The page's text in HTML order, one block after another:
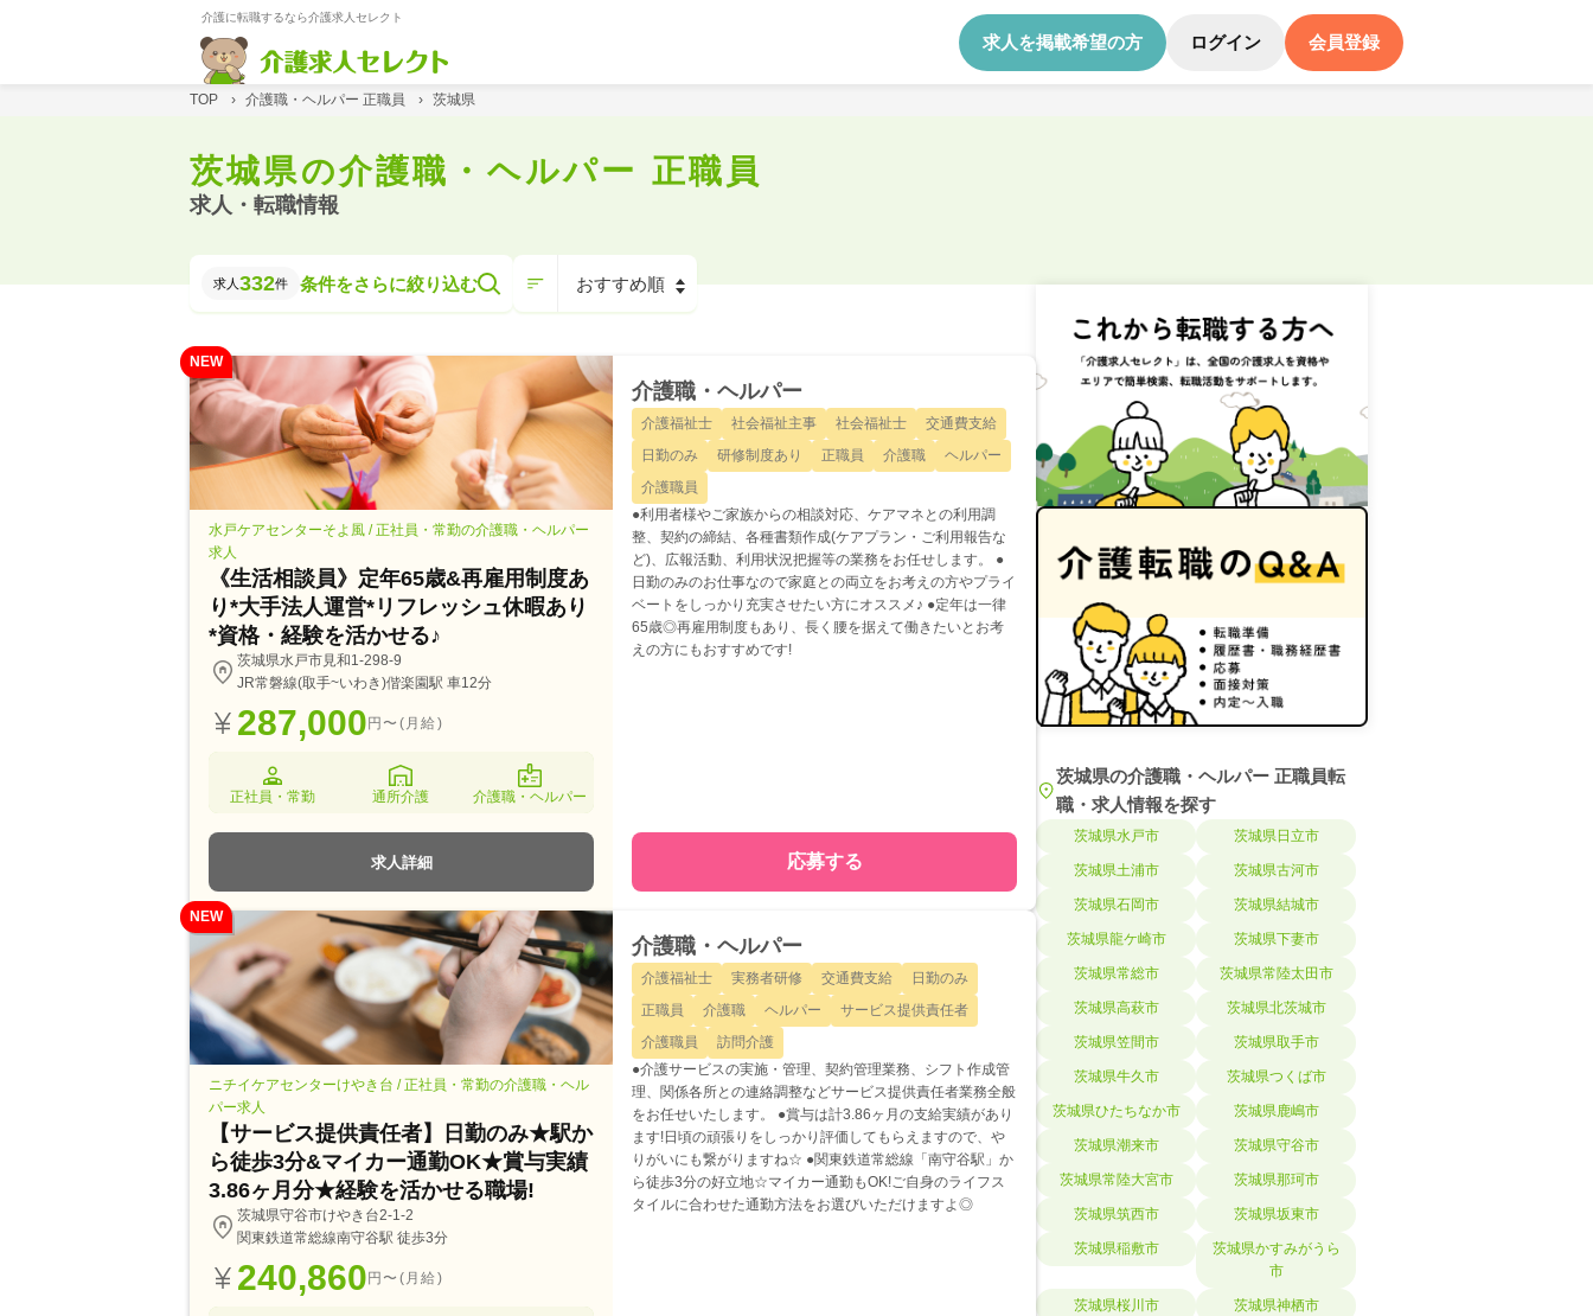
介護に転職するなら介護求人セレクト
求人を掲載希望の方 ログイン 会員登録
TOP › 介護職・ヘルパー 正職員 › 茨城県
茨城県の介護職・ヘルパー 正職員
求人・転職情報
求人 332件 条件をさらに絞り込む
NEW
水戸ケアセンターそよ風 / 正社員・常勤の介護職・ヘルパー
求人
《生活相談員》定年65歳&再雇用制度あ
り*大手法人運営*リフレッシュ休暇あり
*資格・経験を活かせる♪
茨城県水戸市見和1-298-9
JR常磐線(取手~いわき)偕楽園駅 車12分
287,000円〜(月給)
正社員・常勤 通所介護 介護職・ヘルパー
求人詳細
介護職・ヘルパー
介護福祉士 社会福祉主事 社会福祉士
交通費支給
日勤のみ
研修制度あり 正職員 介護職
ヘルパー
介護職員
●利用者様やご家族からの相談対応、ケアマネとの利用調
整、契約の締結、各種書類作成(ケアプラン・ご利用報告な
ど)、広報活動、利用状況把握等の業務をお任せします。 ●
日勤のみのお仕事なので家庭との両立をお考えの方やプライ
ベートをしっかり充実させたい方にオススメ♪ ●定年は一律
65歳◎再雇用制度もあり、長く腰を据えて働きたいとお考
えの方にもおすすめです!
応募する
NEW
ニチイケアセンターけやき台 / 正社員・常勤の介護職・ヘル
パー求人
【サービス提供責任者】日勤のみ★駅か
ら徒歩3分&マイカー通勤OK★賞与実績
3.86ヶ月分★経験を活かせる職場!
茨城県守谷市けやき台2-1-2
関東鉄道常総線南守谷駅 徒歩3分
240,860円〜(月給)
介護職・ヘルパー
介護福祉士 実務者研修 交通費支給
日勤のみ
正職員
介護職 ヘルパー
サービス提供責任者
介護職員
訪問介護
●介護サービスの実施・管理、契約管理業務、シフト作成管
理、関係各所との連絡調整などサービス提供責任者業務全般
をお任せいたします。 ●賞与は計3.86ヶ月の支給実績があり
ます!日頃の頑張りをしっかり評価してもらえますので、や
りがいにも繋がりますね☆ ●関東鉄道常総線「南守谷駅」か
ら徒歩3分の好立地☆マイカー通勤もOK!ご自身のライフス
タイルに合わせた通勤方法をお選びいただけますよ◎
茨城県の介護職・ヘルパー 正職員転
職・求人情報を探す
茨城県水戸市 茨城県日立市
茨城県土浦市 茨城県古河市
茨城県石岡市 茨城県結城市
茨城県龍ケ崎市 茨城県下妻市
茨城県常総市 茨城県常陸太田市
茨城県高萩市 茨城県北茨城市
茨城県笠間市 茨城県取手市
茨城県牛久市 茨城県つくば市
茨城県ひたちなか市 茨城県鹿嶋市
茨城県潮来市 茨城県守谷市
茨城県常陸大宮市 茨城県那珂市
茨城県筑西市 茨城県坂東市
茨城県稲敷市
茨城県かすみがうら
市
茨城県桜川市 茨城県神栖市